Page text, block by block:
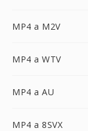
MP4 a M2V
MP4 a WTV
MP4 a AU
MP4 a 8SVX